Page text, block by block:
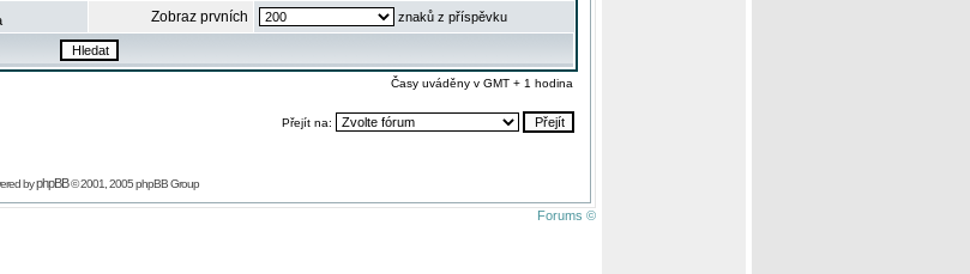
Zobraz prvních znaků z příspěvku
Časy uváděny v GMT + 1 hodina
Přejít na:
byphpBB© 2001, 2005 phpBB Group
Forums ©